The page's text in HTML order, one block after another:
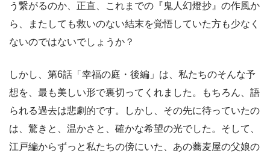
う繋がるのか、正直、これまでの『鬼人幻燈抄』の作風か
ら、またしても救いのない結末を覚悟していた方も少なく
ないのではないでしょうか？
しかし、第6話「幸福の庭・後編」は、私たちのそんな予
想を、最も美しい形で裏切ってくれました。もちろん、語
られる過去は悲劇的です。しかし、その先に待っていたの
は、驚きと、温かさと、確かな希望の光でした。そして、
江戸編からずっと私たちの傍にいた、あの蕎麦屋の父娘の